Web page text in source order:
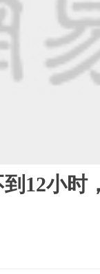
12小时